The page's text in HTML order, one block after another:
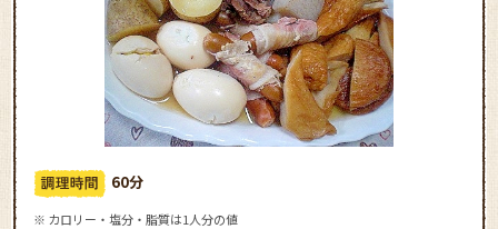
60分
※ カロリー・塩分・脂質は1人分の値